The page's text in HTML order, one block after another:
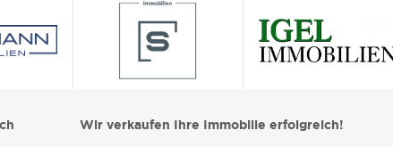
Wir verkaufen Ihre Immobilie erfolgreich!